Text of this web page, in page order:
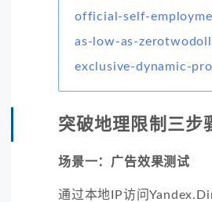
official-self-
as-low-as-
exclusive-dynamic-
突破地理限制三步
场景一：广告效果测试
通过本地IP访问